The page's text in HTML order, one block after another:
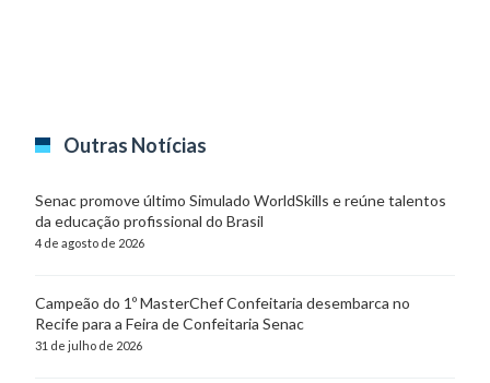
Outras Notícias
Senac promove último Simulado WorldSkills e reúne talentos
da educação profissional do Brasil
4 de agosto de 2026
Campeão do 1º MasterChef Confeitaria desembarca no
Recife para a Feira de Confeitaria Senac
31 de julho de 2026